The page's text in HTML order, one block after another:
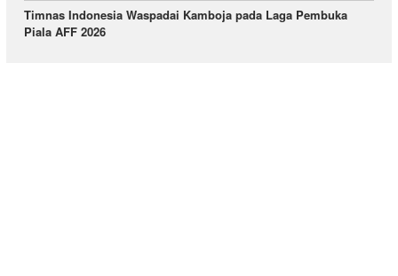
Timnas Indonesia Waspadai Kamboja pada Laga Pembuka
Piala AFF 2026